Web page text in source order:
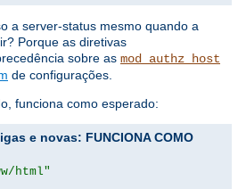
a server-status mesmo quando a
Porque as diretivas
sobre as mod_authz_host
de configurações.
funciona como esperado:
e novas: FUNCIONA COMO
html"